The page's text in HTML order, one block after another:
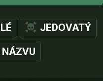
JEDOVATÝ